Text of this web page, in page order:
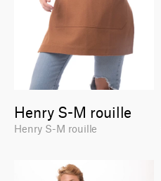
Henry S-M rouille
Henry S-M rouille